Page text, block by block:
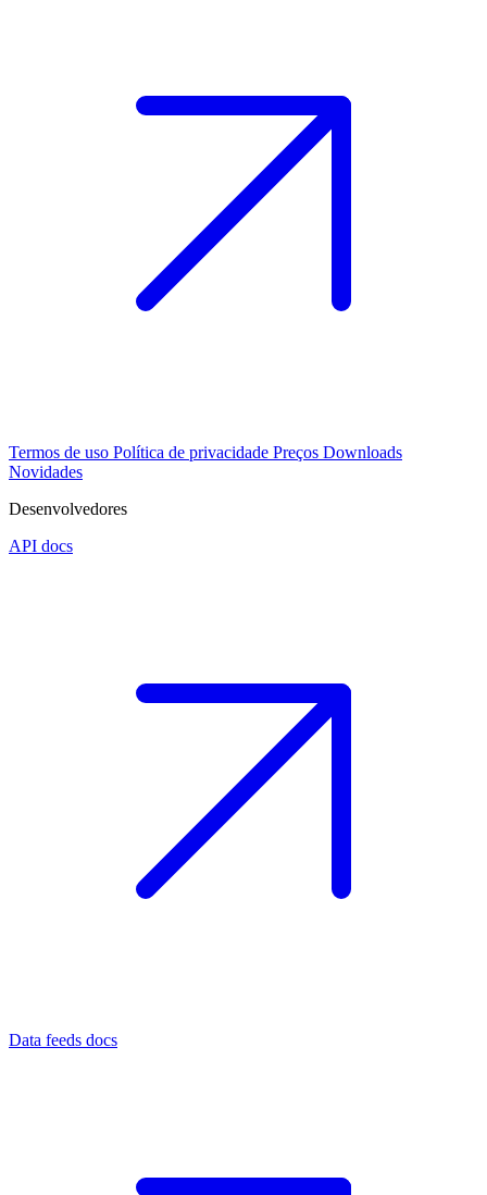
Termos de uso Política de privacidade Preços Downloads
Novidades
Desenvolvedores
API docs
Data feeds docs